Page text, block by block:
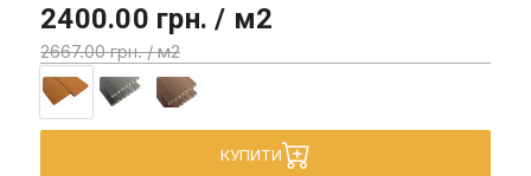
2400.00 грн. / м2
2667.00 грн. / м2
КУПИТИ